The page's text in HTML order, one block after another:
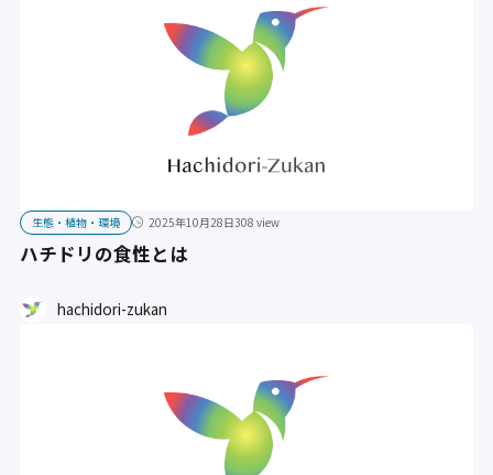
生態・植物・環境 2025年10月28日308 view
ハチドリの食性とは
hachidori-zukan